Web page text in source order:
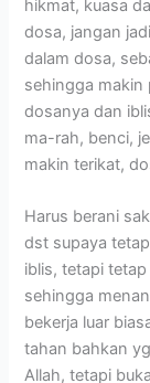
hikmat, kuasa
dosa, jangan
dalam dosa,
sehingga makin
dosanya dan
ma-rah, benci,
makin terikat,
Harus berani
dst supaya
iblis, tetapi
sehingga
bekerja luar
tahan bahkan
Allah, tetapi